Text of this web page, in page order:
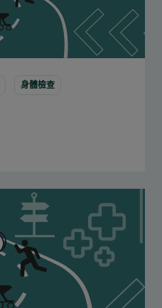
身體檢查